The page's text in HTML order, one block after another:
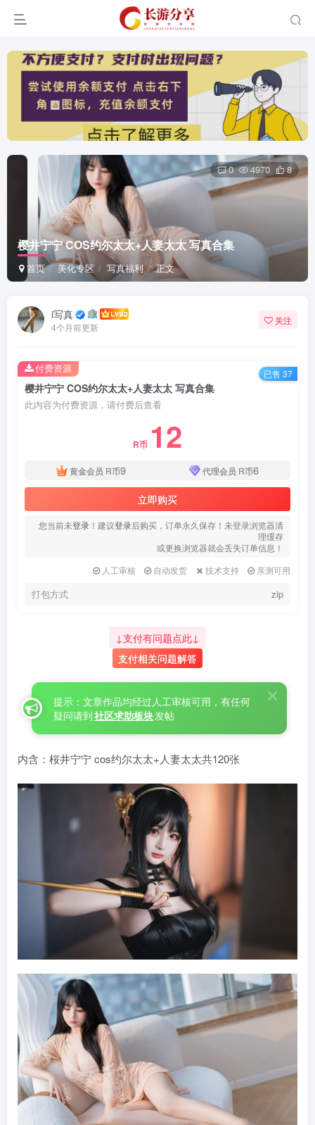
樱井宁宁 COS约尔太太+人妻太太 写真合集
首页 美化专区 写真福利 正文
0 4970 8
i写真
4个月前更新
关注
樱井宁宁 COS约尔太太+人妻太太 写真合集
此内容为付费资源，请付费后查看
R币 12
黄金会员 R币9 代理会员 R币6
立即购买
您当前未登录 ！建议登录后购买，订单永久保存！未登录浏览器清
理缓存
或更换浏览器就会丢失订单信息！
人工审核
自动发货 技术支持 亲测可用
打包方式 zip
付费资源 已售 37
↓支付有问题点此↓
支付相关问题解答
提示：文章作品均经过人工审核可用，有任何
疑问请到社区求助板块发帖
内含：桜井宁宁 cos约尔太太+人妻太太共120张